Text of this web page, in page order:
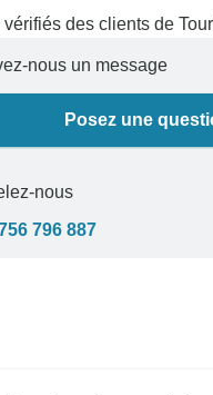
vérifiés des clients de
nous un message
Posez une
nous
796 887